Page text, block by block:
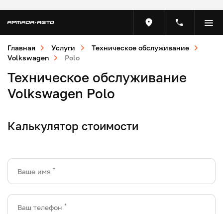
Главная Услуги
Техническое обслуживание
Volkswagen
Polo
Техническое обслуживание
Volkswagen Polo
Калькулятор стоимости
Ваше имя *
Ваш телефон *